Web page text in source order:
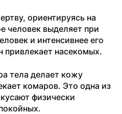
ориентируясь на
человек выделяет при
и интенсивнее его
привлекает насекомых.
тела делает кожу
комаров. Это одна из
физически